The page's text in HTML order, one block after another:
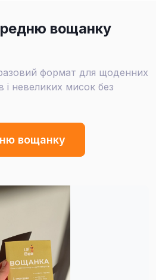
вощанку
формат для щоденних
і невеликих мисок без
вощанку